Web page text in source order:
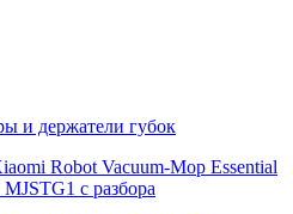
и держатели губок
Robot Vacuum-Mop Essential
с разбора